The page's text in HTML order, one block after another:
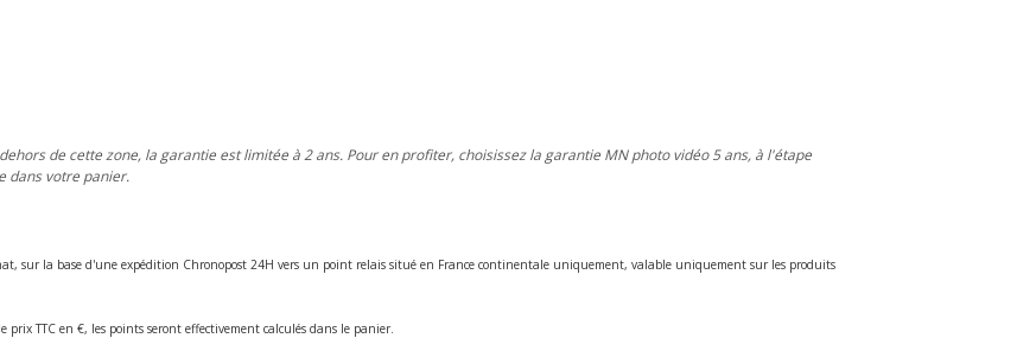
de cette zone, la garantie est limitée à 2 ans. Pour en profiter, choisissez la garantie MN photo vidéo 5 ans, à l'étape
dans votre panier.
sur la base d'une expédition Chronopost 24H vers un point relais situé en France continentale uniquement, valable uniquement sur les produits
TTC en €, les points seront effectivement calculés dans le panier.